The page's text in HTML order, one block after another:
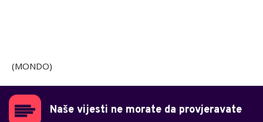
(MONDO)
Naše vijesti ne morate da provjeravate